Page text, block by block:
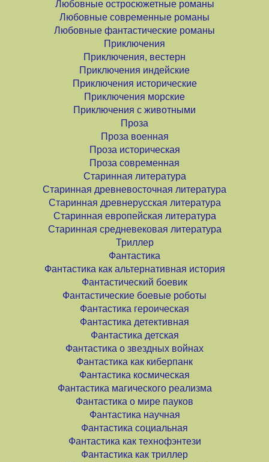
Любовные остросюжетные романы
Любовные современные романы
Любовные фантастические романы
Приключения
Приключения, вестерн
Приключения индейские
Приключения исторические
Приключения морские
Приключения с животными
Проза
Проза военная
Проза историческая
Проза современная
Старинная литература
Старинная древневосточная литература
Старинная древнерусская литература
Старинная европейская литература
Старинная средневековая литература
Триллер
Фантастика
Фантастика как альтернативная история
Фантастический боевик
Фантастические боевые роботы
Фантастика героическая
Фантастика детективная
Фантастика детская
Фантастика о звездных войнах
Фантастика как киберпанк
Фантастика космическая
Фантастика магического реализма
Фантастика о мире пауков
Фантастика научная
Фантастика социальная
Фантастика как технофэнтези
Фантастика как триллер